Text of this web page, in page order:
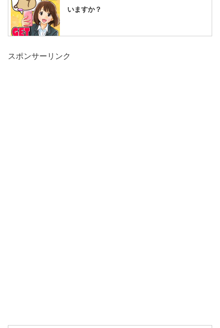
いますか？
スポンサーリンク